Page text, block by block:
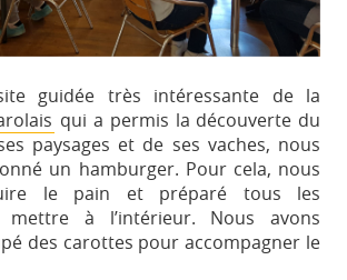
guidée très intéressante de la
qui a permis la découverte du
paysages et de ses vaches, nous
un hamburger. Pour cela, nous
le pain et préparé tous les
mettre à l’intérieur. Nous avons
des carottes pour accompagner le